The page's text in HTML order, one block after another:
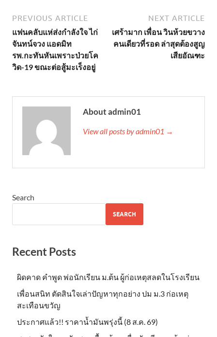
PREVIOUS ARTICLE
แฟนคลับแห่ส่งกำลังใจ ไก่
จันทน์จวง แอดมิท
รพ.กะทันหันเพราะป่วยโค
วิด-19 ขณะต่อสู้มะเร็งอยู่
NEXT ARTICLE
เศร้ามาก เพื่อน วินห้วยขวาง
คนเดียวที่รอด ล่าสุดต้องสูญ
เสียอัณฑะ
About admin01
View all posts by admin01 →
Search
SEARCH
Recent Posts
ผิดคาด คำพูด พ่อนักเรียน ม.ต้น ผู้ก่อเหตุสลดในโรงเรียน
เพื่อนสนิท ตัดสินใจเล่าปัญหาทุกอย่าง ปม ม.3 ก่อเหตุ
สะเทือนขวัญ
ประกาศแล้ว!! ราคาน้ำมันพรุ่งนี้ (8 ส.ค. 69)